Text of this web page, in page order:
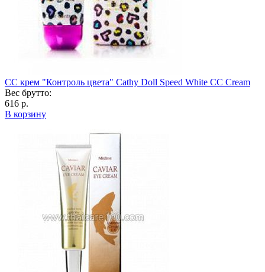
СС крем "Контроль цвета" Cathy Doll Speed White CC Cream
Вес брутто:
616 р.
В корзину